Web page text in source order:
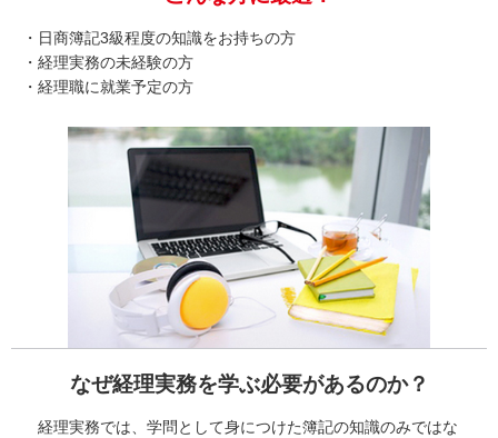
・日商簿記3級程度の知識をお持ちの方
・経理実務の未経験の方
・経理職に就業予定の方
なぜ経理実務を学ぶ必要があるのか？
経理実務では、学問として身につけた簿記の知識のみではな